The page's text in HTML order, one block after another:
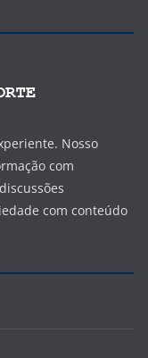
Nosso
com
com conteúdo